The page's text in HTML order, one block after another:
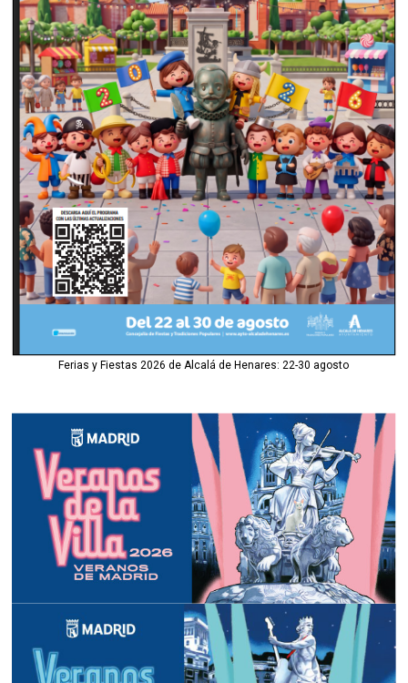
Ferias y Fiestas 2026 de Alcalá de Henares: 22-30 agosto